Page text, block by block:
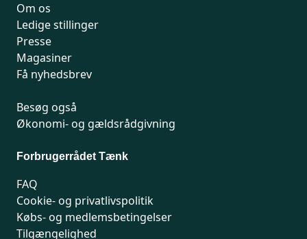
Om os
Ledige stillinger
Presse
Magasiner
Få nyhedsbrev
Besøg også
Økonomi- og gældsrådgivning
Forbrugerrådet Tænk
FAQ
Cookie- og privatlivspolitik
Købs- og medlemsbetingelser
Tilgængelighed